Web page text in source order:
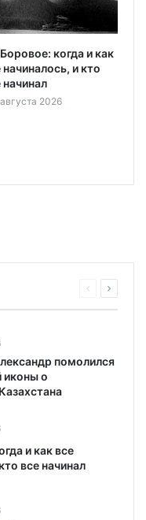
Боровое: когда и как
начиналось, и кто
начинал
2026
помолился
иконы о
и как все
все начинал